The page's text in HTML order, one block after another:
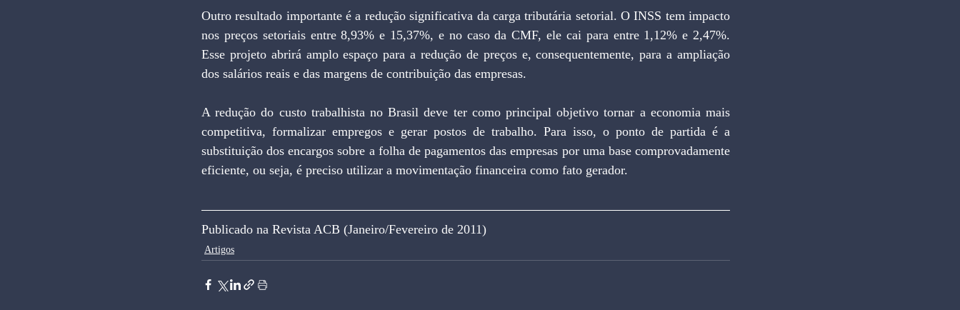
Outro resultado importante é a redução significativa da carga tributária setorial. O INSS tem impacto
nos preços setoriais entre 8,93% e 15,37%, e no caso da CMF, ele cai para entre 1,12% e 2,47%.
Esse projeto abrirá amplo espaço para a redução de preços e, consequentemente, para a ampliação
dos salários reais e das margens de contribuição das empresas.
A redução do custo trabalhista no Brasil deve ter como principal objetivo tornar a economia mais
competitiva, formalizar empregos e gerar postos de trabalho. Para isso, o ponto de partida é a
substituição dos encargos sobre a folha de pagamentos das empresas por uma base comprovadamente
eficiente, ou seja, é preciso utilizar a movimentação financeira como fato gerador.
Publicado na Revista ACB (Janeiro/Fevereiro de 2011)
Artigos